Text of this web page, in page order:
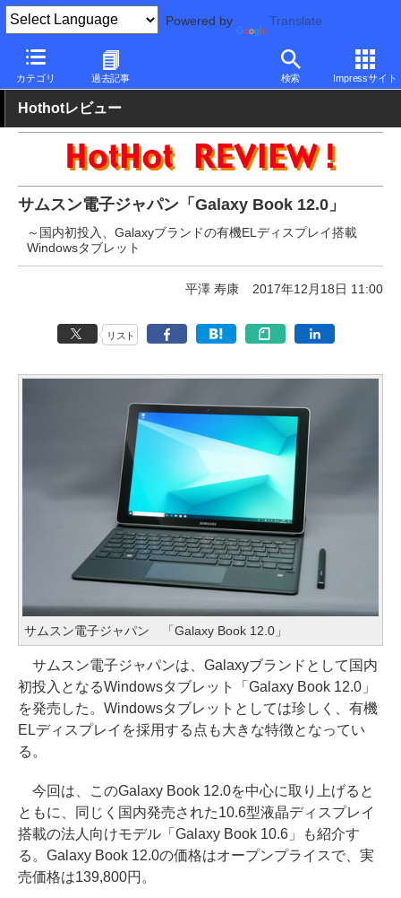
Powered by Translate
カテゴリ 過去記事 検索 Impressサイト
PC Watch パソコン/タブレット/スマートフォン タブレット
Hothotレビュー
サムスン電子ジャパン「Galaxy Book 12.0」
～国内初投入、Galaxyブランドの有機ELディスプレイ搭載
Windowsタブレット
平澤 寿康 2017年12月18日 11:00
リスト
サムスン電子ジャパン 「Galaxy Book 12.0」
サムスン電子ジャパンは、Galaxyブランドとして国内
初投入となるWindowsタブレット「Galaxy Book 12.0」
を発売した。Windowsタブレットとしては珍しく、有機
ELディスプレイを採用する点も大きな特徴となってい
る。
今回は、このGalaxy Book 12.0を中心に取り上げると
ともに、同じく国内発売された10.6型液晶ディスプレイ
搭載の法人向けモデル「Galaxy Book 10.6」も紹介す
る。Galaxy Book 12.0の価格はオープンプライスで、実
売価格は139,800円。